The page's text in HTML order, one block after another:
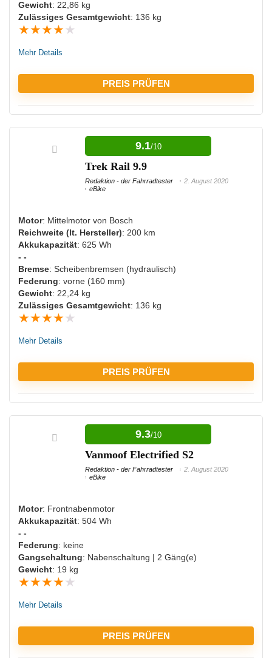
Gewicht: 22,86 kg
Zulässiges Gesamtgewicht: 136 kg
★★★★ ★
Mehr Details
PREIS PRÜFEN
VORTEILE:
Auch für sehr schwere Menschen geeignet
Ausreichende Beleuchtung
NACHTEILE:
Bisher keine Nachteile bekannt
9.1/10
Trek Rail 9.9
Redaktion - der Fahrradtester
2. August 2020
eBike
Motor: Mittelmotor von Bosch
Reichweite (lt. Hersteller): 200 km
Akkukapazität: 625 Wh
- -
Bremse: Scheibenbremsen (hydraulisch)
Federung: vorne (160 mm)
Gewicht: 22,24 kg
Zulässiges Gesamtgewicht: 136 kg
★★★★ ★
Mehr Details
PREIS PRÜFEN
VORTEILE:
Hohe Belastbarkeit
Beleuchtung vorhanden
Mehrere Fahrhilfen
NACHTEILE:
Hohes Eigengewicht
9.3/10
Vanmoof Electrified S2
Redaktion - der Fahrradtester
2. August 2020
eBike
Motor: Frontnabenmotor
Akkukapazität: 504 Wh
- -
Federung: keine
Gangschaltung: Nabenschaltung | 2 Gäng(e)
Gewicht: 19 kg
★★★★ ★
Mehr Details
PREIS PRÜFEN